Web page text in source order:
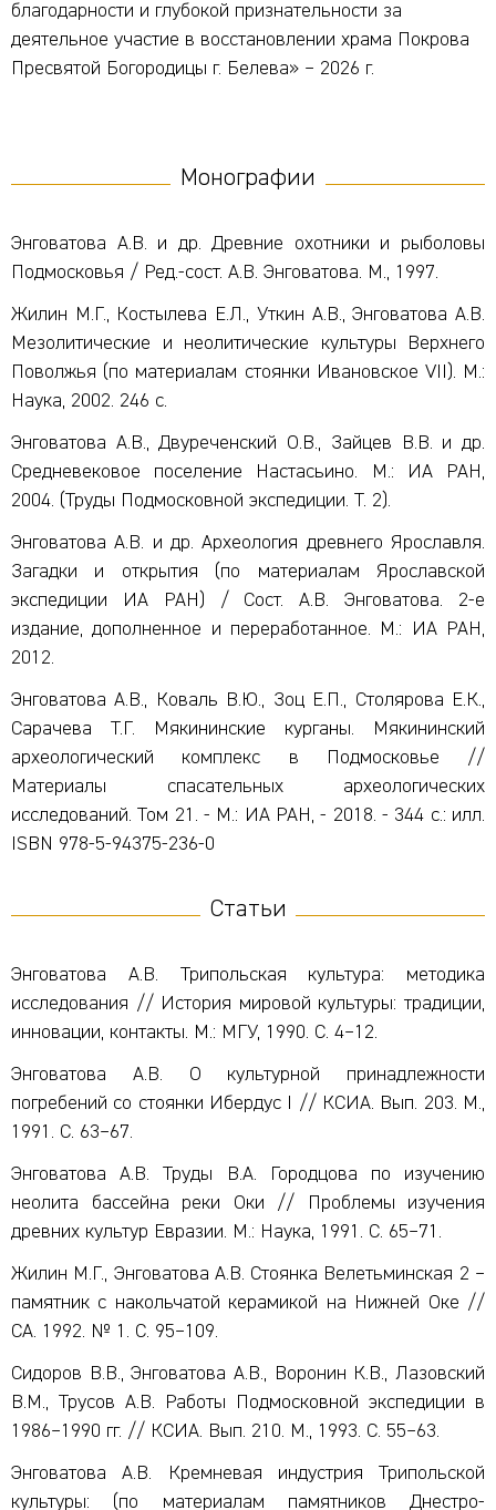
благодарности и глубокой признательности за
деятельное участие в восстановлении храма Покрова
Пресвятой Богородицы г. Белева» – 2026 г.
Монографии
Энговатова А.В. и др. Древние охотники и рыболовы
Подмосковья / Ред.-сост. А.В. Энговатова. М., 1997.
Жилин М.Г., Костылева Е.Л., Уткин А.В., Энговатова А.В.
Мезолитические и неолитические культуры Верхнего
Поволжья (по материалам стоянки Ивановское VII). М.:
Наука, 2002. 246 с.
Энговатова А.В., Двуреченский О.В., Зайцев В.В. и др.
Средневековое поселение Настасьино. М.: ИА РАН,
2004. (Труды Подмосковной экспедиции. Т. 2).
Энговатова А.В. и др. Археология древнего Ярославля.
Загадки и открытия (по материалам Ярославской
экспедиции ИА РАН) / Сост. А.В. Энговатова. 2-е
издание, дополненное и переработанное. М.: ИА РАН,
2012.
Энговатова А.В., Коваль В.Ю., Зоц Е.П., Столярова Е.К.,
Сарачева Т.Г. Мякининские курганы. Мякининский
археологический комплекс в Подмосковье //
Материалы спасательных археологических
исследований. Том 21. - М.: ИА РАН, - 2018. - 344 с.: илл.
ISBN 978-5-94375-236-0
Статьи
Энговатова А.В. Трипольская культура: методика
исследования // История мировой культуры: традиции,
инновации, контакты. М.: МГУ, 1990. С. 4–12.
Энговатова А.В. О культурной принадлежности
погребений со стоянки Ибердус I // КСИА. Вып. 203. М.,
1991. С. 63–67.
Энговатова А.В. Труды В.А. Городцова по изучению
неолита бассейна реки Оки // Проблемы изучения
древних культур Евразии. М.: Наука, 1991. С. 65–71.
Жилин М.Г., Энговатова А.В. Стоянка Велетьминская 2 –
памятник с накольчатой керамикой на Нижней Оке //
СА. 1992. № 1. С. 95–109.
Сидоров В.В., Энговатова А.В., Воронин К.В., Лазовский
В.М., Трусов А.В. Работы Подмосковной экспедиции в
1986–1990 гг. // КСИА. Вып. 210. М., 1993. С. 55–63.
Энговатова А.В. Кремневая индустрия Трипольской
культуры: (по материалам памятников Днестро-